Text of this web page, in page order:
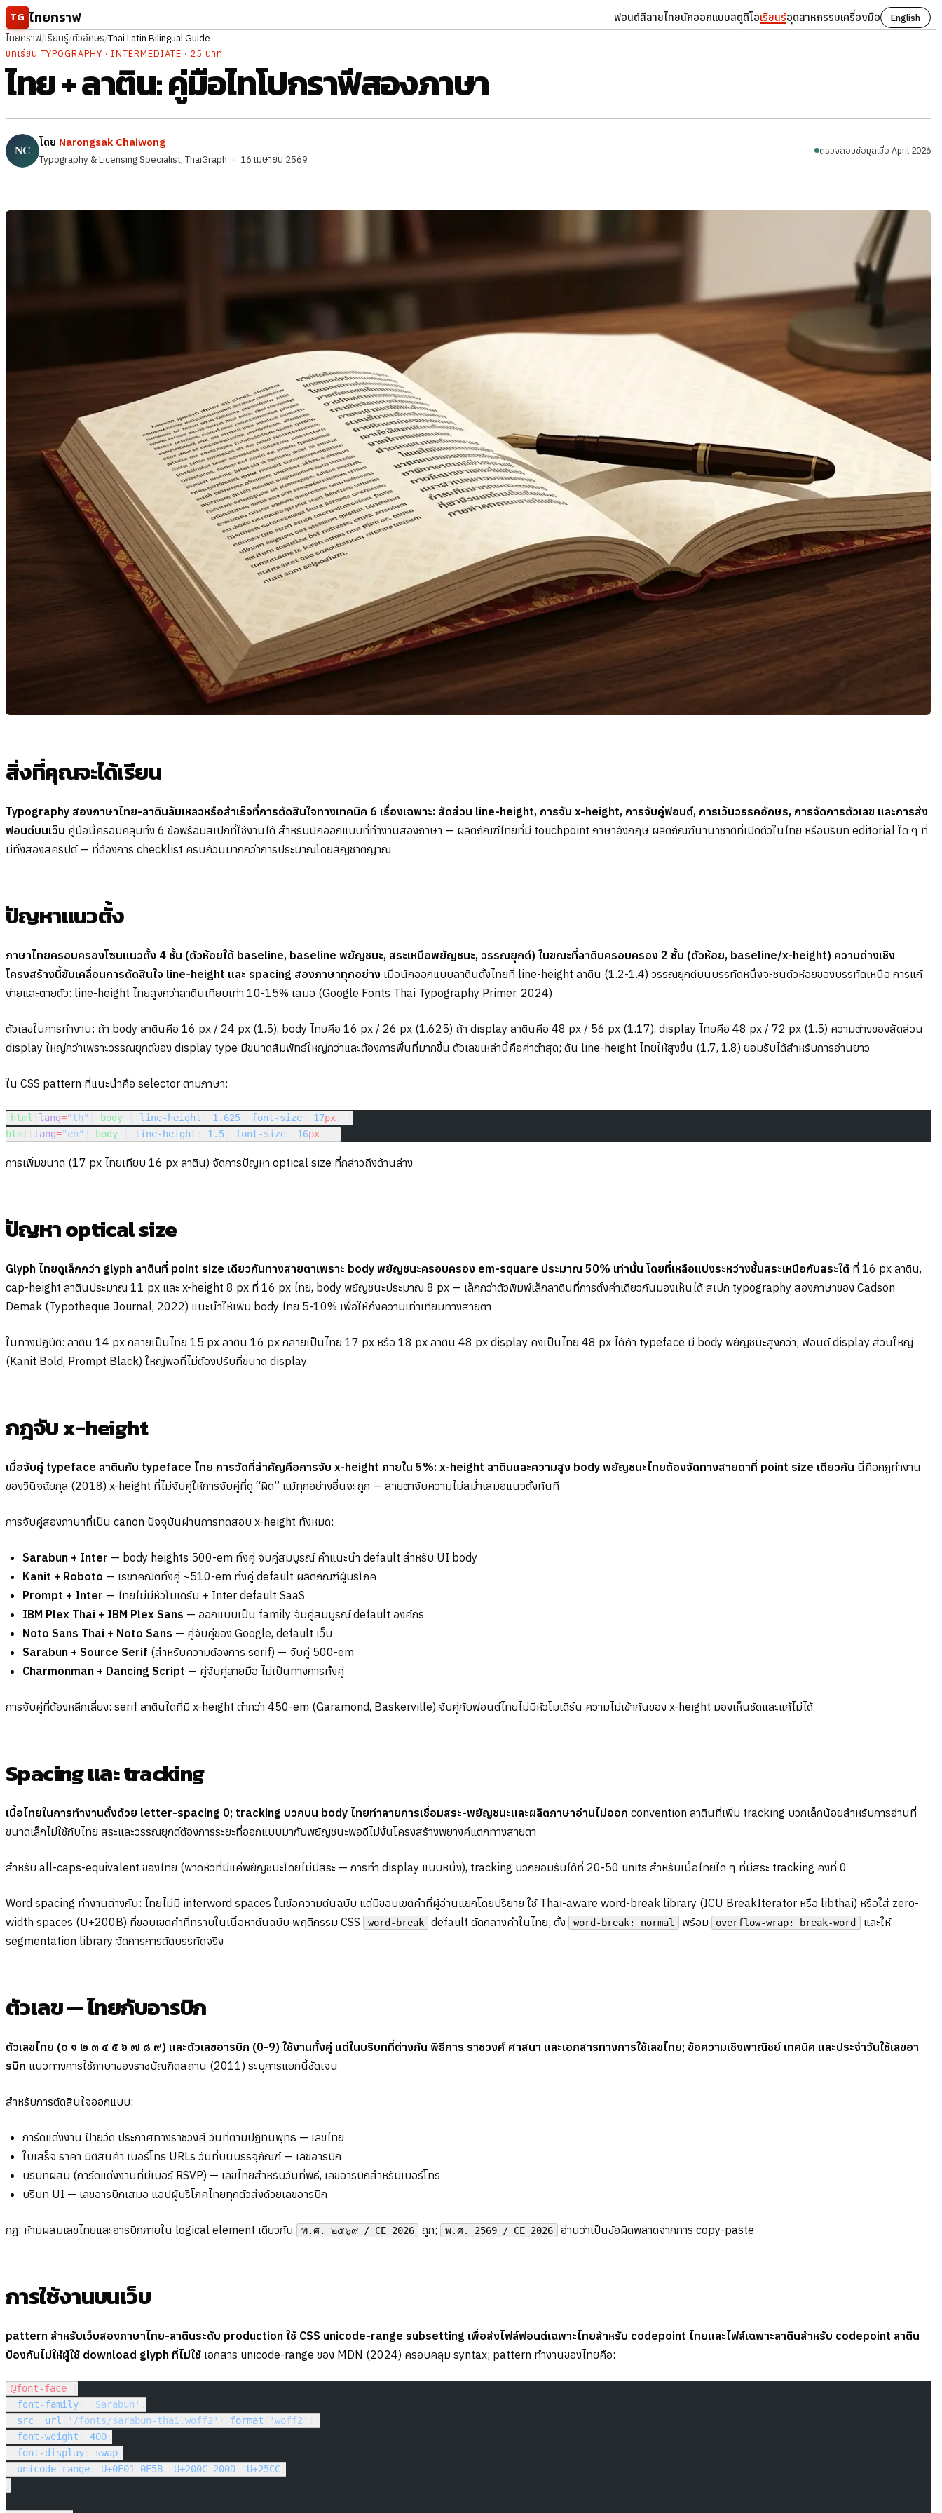
ข้ามไปยังเนื้อหา
TG ไทยกราฟ ฟอนต์สีลายไทยนักออกแบบสตูดิโอเรียนรู้อุตสาหกรรมเครื่องมือ
English
ไทยกราฟ/เรียนรู้/ตัวอักษร/Thai Latin Bilingual Guide
บทเรียน TYPOGRAPHY · INTERMEDIATE · 25 นาที
ไทย + ลาติน: คู่มือไทโปกราฟีสองภาษา
โดย Narongsak Chaiwong
Typography & Licensing Specialist, ThaiGraph · 16 เมษายน 2569
ตรวจสอบข้อมูลเมื่อ April 2026
สิ่งที่คุณจะได้เรียน
Typography สองภาษาไทย-ลาตินล้มเหลวหรือสำเร็จที่การตัดสินใจทางเทคนิค 6 เรื่องเฉพาะ: สัดส่วน line-height, การจับ x-height, การจับคู่ฟอนต์, การเว้นวรรคอักษร, การจัดการตัวเลข และการส่ง
ฟอนต์บนเว็บ คู่มือนี้ครอบคลุมทั้ง 6 ข้อพร้อมสเปกที่ใช้งานได้ สำหรับนักออกแบบที่ทำงานสองภาษา — ผลิตภัณฑ์ไทยที่มี touchpoint ภาษาอังกฤษ ผลิตภัณฑ์นานาชาติที่เปิดตัวในไทย หรือบริบท editorial ใด ๆ ที่
มีทั้งสองสคริปต์ — ที่ต้องการ checklist ครบถ้วนมากกว่าการประมาณโดยสัญชาตญาณ
ปัญหาแนวตั้ง
ภาษาไทยครอบครองโซนแนวตั้ง 4 ชั้น (ตัวห้อยใต้ baseline, baseline พยัญชนะ, สระเหนือพยัญชนะ, วรรณยุกต์) ในขณะที่ลาตินครอบครอง 2 ชั้น (ตัวห้อย, baseline/x-height) ความต่างเชิง
โครงสร้างนี้ขับเคลื่อนการตัดสินใจ line-height และ spacing สองภาษาทุกอย่าง เมื่อนักออกแบบลาตินตั้งไทยที่ line-height ลาติน (1.2-1.4) วรรณยุกต์บนบรรทัดหนึ่งจะชนตัวห้อยของบรรทัดเหนือ การแก้
ง่ายและตายตัว: line-height ไทยสูงกว่าลาตินเทียบเท่า 10-15% เสมอ (Google Fonts Thai Typography Primer, 2024)
ตัวเลขในการทำงาน: ถ้า body ลาตินคือ 16 px / 24 px (1.5), body ไทยคือ 16 px / 26 px (1.625) ถ้า display ลาตินคือ 48 px / 56 px (1.17), display ไทยคือ 48 px / 72 px (1.5) ความต่างของสัดส่วน
display ใหญ่กว่าเพราะวรรณยุกต์ของ display type มีขนาดสัมพัทธ์ใหญ่กว่าและต้องการพื้นที่มากขึ้น ตัวเลขเหล่านี้คือค่าต่ำสุด; ดัน line-height ไทยให้สูงขึ้น (1.7, 1.8) ยอมรับได้สำหรับการอ่านยาว
ใน CSS pattern ที่แนะนำคือ selector ตามภาษา:
html lang="th" body { line-height 1.625; font-size: 17px; }
html
lang="en" body line-height 1.5 font-size 16px
การเพิ่มขนาด (17 px ไทยเทียบ 16 px ลาติน) จัดการปัญหา optical size ที่กล่าวถึงด้านล่าง
ปัญหา optical size
Glyph ไทยดูเล็กกว่า glyph ลาตินที่ point size เดียวกันทางสายตาเพราะ body พยัญชนะครอบครอง em-square ประมาณ 50% เท่านั้น โดยที่เหลือแบ่งระหว่างชั้นสระเหนือกับสระใต้ ที่ 16 px ลาติน,
cap-height ลาตินประมาณ 11 px และ x-height 8 px ที่ 16 px ไทย, body พยัญชนะประมาณ 8 px — เล็กกว่าตัวพิมพ์เล็กลาตินที่การตั้งค่าเดียวกันมองเห็นได้ สเปก typography สองภาษาของ Cadson
Demak (Typotheque Journal, 2022) แนะนำให้เพิ่ม body ไทย 5-10% เพื่อให้ถึงความเท่าเทียมทางสายตา
ในทางปฏิบัติ: ลาติน 14 px กลายเป็นไทย 15 px ลาติน 16 px กลายเป็นไทย 17 px หรือ 18 px ลาติน 48 px display คงเป็นไทย 48 px ได้ถ้า typeface มี body พยัญชนะสูงกว่า; ฟอนต์ display ส่วนใหญ่
(Kanit Bold, Prompt Black) ใหญ่พอที่ไม่ต้องปรับที่ขนาด display
กฎจับ x-height
เมื่อจับคู่ typeface ลาตินกับ typeface ไทย การวัดที่สำคัญคือการจับ x-height ภายใน 5%: x-height ลาตินและความสูง body พยัญชนะไทยต้องจัดทางสายตาที่ point size เดียวกัน นี่คือกฎทำงาน
ของวินิจฉัยกุล (2018) x-height ที่ไม่จับคู่ให้การจับคู่ที่ดู “ผิด” แม้ทุกอย่างอื่นจะถูก — สายตาจับความไม่สม่ำเสมอแนวตั้งทันที
การจับคู่สองภาษาที่เป็น canon ปัจจุบันผ่านการทดสอบ x-height ทั้งหมด:
Sarabun + Inter — body heights 500-em ทั้งคู่ จับคู่สมบูรณ์ คำแนะนำ default สำหรับ UI body
Kanit + Roboto — เรขาคณิตทั้งคู่ ~510-em ทั้งคู่ default ผลิตภัณฑ์ผู้บริโภค
Prompt + Inter — ไทยไม่มีหัวโมเดิร์น + Inter default SaaS
IBM Plex Thai + IBM Plex Sans — ออกแบบเป็น family จับคู่สมบูรณ์ default องค์กร
Noto Sans Thai + Noto Sans — คู่จับคู่ของ Google, default เว็บ
Sarabun + Source Serif (สำหรับความต้องการ serif) — จับคู่ 500-em
Charmonman + Dancing Script — คู่จับคู่ลายมือ ไม่เป็นทางการทั้งคู่
การจับคู่ที่ต้องหลีกเลี่ยง: serif ลาตินใดที่มี x-height ต่ำกว่า 450-em (Garamond, Baskerville) จับคู่กับฟอนต์ไทยไม่มีหัวโมเดิร์น ความไม่เข้ากันของ x-height มองเห็นชัดและแก้ไม่ได้
Spacing และ tracking
เนื้อไทยในการทำงานตั้งด้วย letter-spacing 0; tracking บวกบน body ไทยทำลายการเชื่อมสระ-พยัญชนะและผลิตภาษาอ่านไม่ออก convention ลาตินที่เพิ่ม tracking บวกเล็กน้อยสำหรับการอ่านที่
ขนาดเล็กไม่ใช้กับไทย สระและวรรณยุกต์ต้องการระยะที่ออกแบบมากับพยัญชนะพอดีไม่งั้นโครงสร้างพยางค์แตกทางสายตา
สำหรับ all-caps-equivalent ของไทย (พาดหัวที่มีแค่พยัญชนะโดยไม่มีสระ — การทำ display แบบหนึ่ง), tracking บวกยอมรับได้ที่ 20-50 units สำหรับเนื้อไทยใด ๆ ที่มีสระ tracking คงที่ 0
Word spacing ทำงานต่างกัน: ไทยไม่มี interword spaces ในข้อความต้นฉบับ แต่มีขอบเขตคำที่ผู้อ่านแยกโดยปริยาย ใช้ Thai-aware word-break library (ICU BreakIterator หรือ libthai) หรือใส่ zero-
width spaces (U+200B) ที่ขอบเขตคำที่ทราบในเนื้อหาต้นฉบับ พฤติกรรม CSS
word-break default ตัดกลางคำในไทย; ตั้ง word-break: normal พร้อม overflow-wrap: break-word และให้
segmentation library จัดการการตัดบรรทัดจริง
ตัวเลข — ไทยกับอารบิก
ตัวเลขไทย (๐ ๑ ๒ ๓ ๔ ๕ ๖ ๗ ๘ ๙) และตัวเลขอารบิก (0-9) ใช้งานทั้งคู่ แต่ในบริบทที่ต่างกัน พิธีการ ราชวงศ์ ศาสนา และเอกสารทางการใช้เลขไทย; ข้อความเชิงพาณิชย์ เทคนิค และประจำวันใช้เลขอา
รบิก แนวทางการใช้ภาษาของราชบัณฑิตสถาน (2011) ระบุการแยกนี้ชัดเจน
สำหรับการตัดสินใจออกแบบ:
การ์ดแต่งงาน ป้ายวัด ประกาศทางราชวงศ์ วันที่ตามปฏิทินพุทธ — เลขไทย
ใบเสร็จ ราคา มิติสินค้า เบอร์โทร URLs วันที่บนบรรจุภัณฑ์ — เลขอารบิก
บริบทผสม (การ์ดแต่งงานที่มีเบอร์ RSVP) — เลขไทยสำหรับวันที่พิธี, เลขอารบิกสำหรับเบอร์โทร
บริบท UI — เลขอารบิกเสมอ แอปผู้บริโภคไทยทุกตัวส่งด้วยเลขอารบิก
กฎ: ห้ามผสมเลขไทยและอารบิกภายใน logical element เดียวกัน พ.ศ. ๒๕๖๙ / CE 2026 ถูก; พ.ศ. 2569 / CE 2026 อ่านว่าเป็นข้อผิดพลาดจากการ copy-paste
การใช้งานบนเว็บ
pattern สำหรับเว็บสองภาษาไทย-ลาตินระดับ production ใช้ CSS unicode-range subsetting เพื่อส่งไฟล์ฟอนต์เฉพาะไทยสำหรับ codepoint ไทยและไฟล์เฉพาะลาตินสำหรับ codepoint ลาติน
ป้องกันไม่ให้ผู้ใช้ download glyph ที่ไม่ใช้ เอกสาร unicode-range ของ MDN (2024) ครอบคลุม syntax; pattern ทำงานของไทยคือ:
@font-face {
  font-family
'Sarabun'
  src
url '/fonts/sarabun-thai.woff2' format 'woff2'
  font-weight
400
  font-display
swap
  unicode-range
U+0E01-0E5B U+200C-200D U+25CC